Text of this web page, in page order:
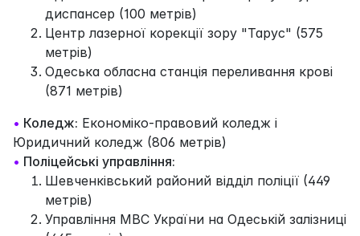
диспансер (100 метрів)
Центр лазерної корекції зору "Тарус" (575
метрів)
Одеська обласна станція переливання крові
(871 метрів)
• Коледж: Економіко-правовий коледж і
Юридичний коледж (806 метрів)
• Поліцейські управління:
Шевченківський районий відділ поліції (449
метрів)
Управління МВС України на Одеській залізниці